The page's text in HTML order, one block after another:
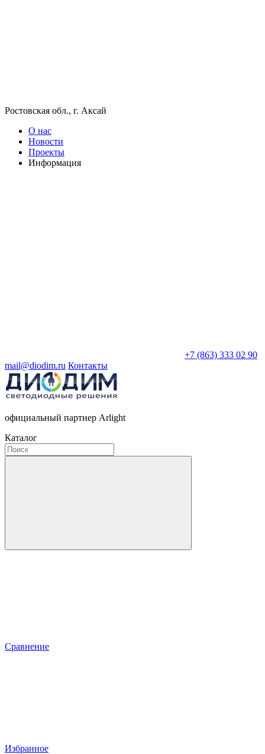
Ростовская обл., г. Аксай
О нас
Новости
Проекты
Информация
+7 (863) 333 02 90
mail@diodim.ru Контакты
официальный партнер Arlight
Каталог
Сравнение
Избранное